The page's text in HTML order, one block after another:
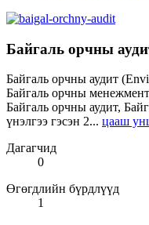
Байгаль орчны
Байгаль орчны аудит
Байгаль орчны
Байгаль орчны аудит,
үнэлгээ гэсэн 2... цааш
Дагагчид
0
Өгөгдлийн бүрдлүүд
1